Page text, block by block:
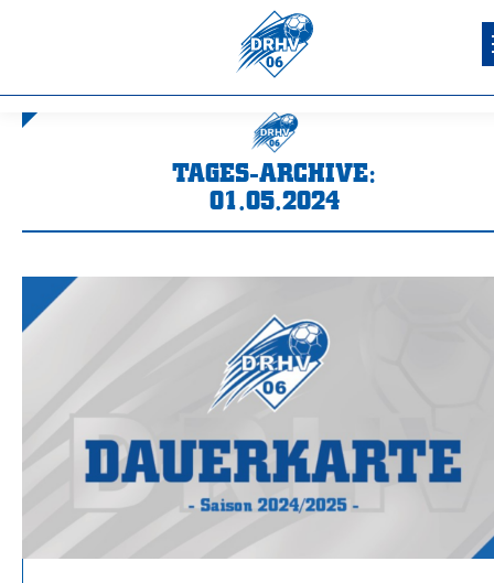
TAGES-ARCHIVE:
01.05.2024